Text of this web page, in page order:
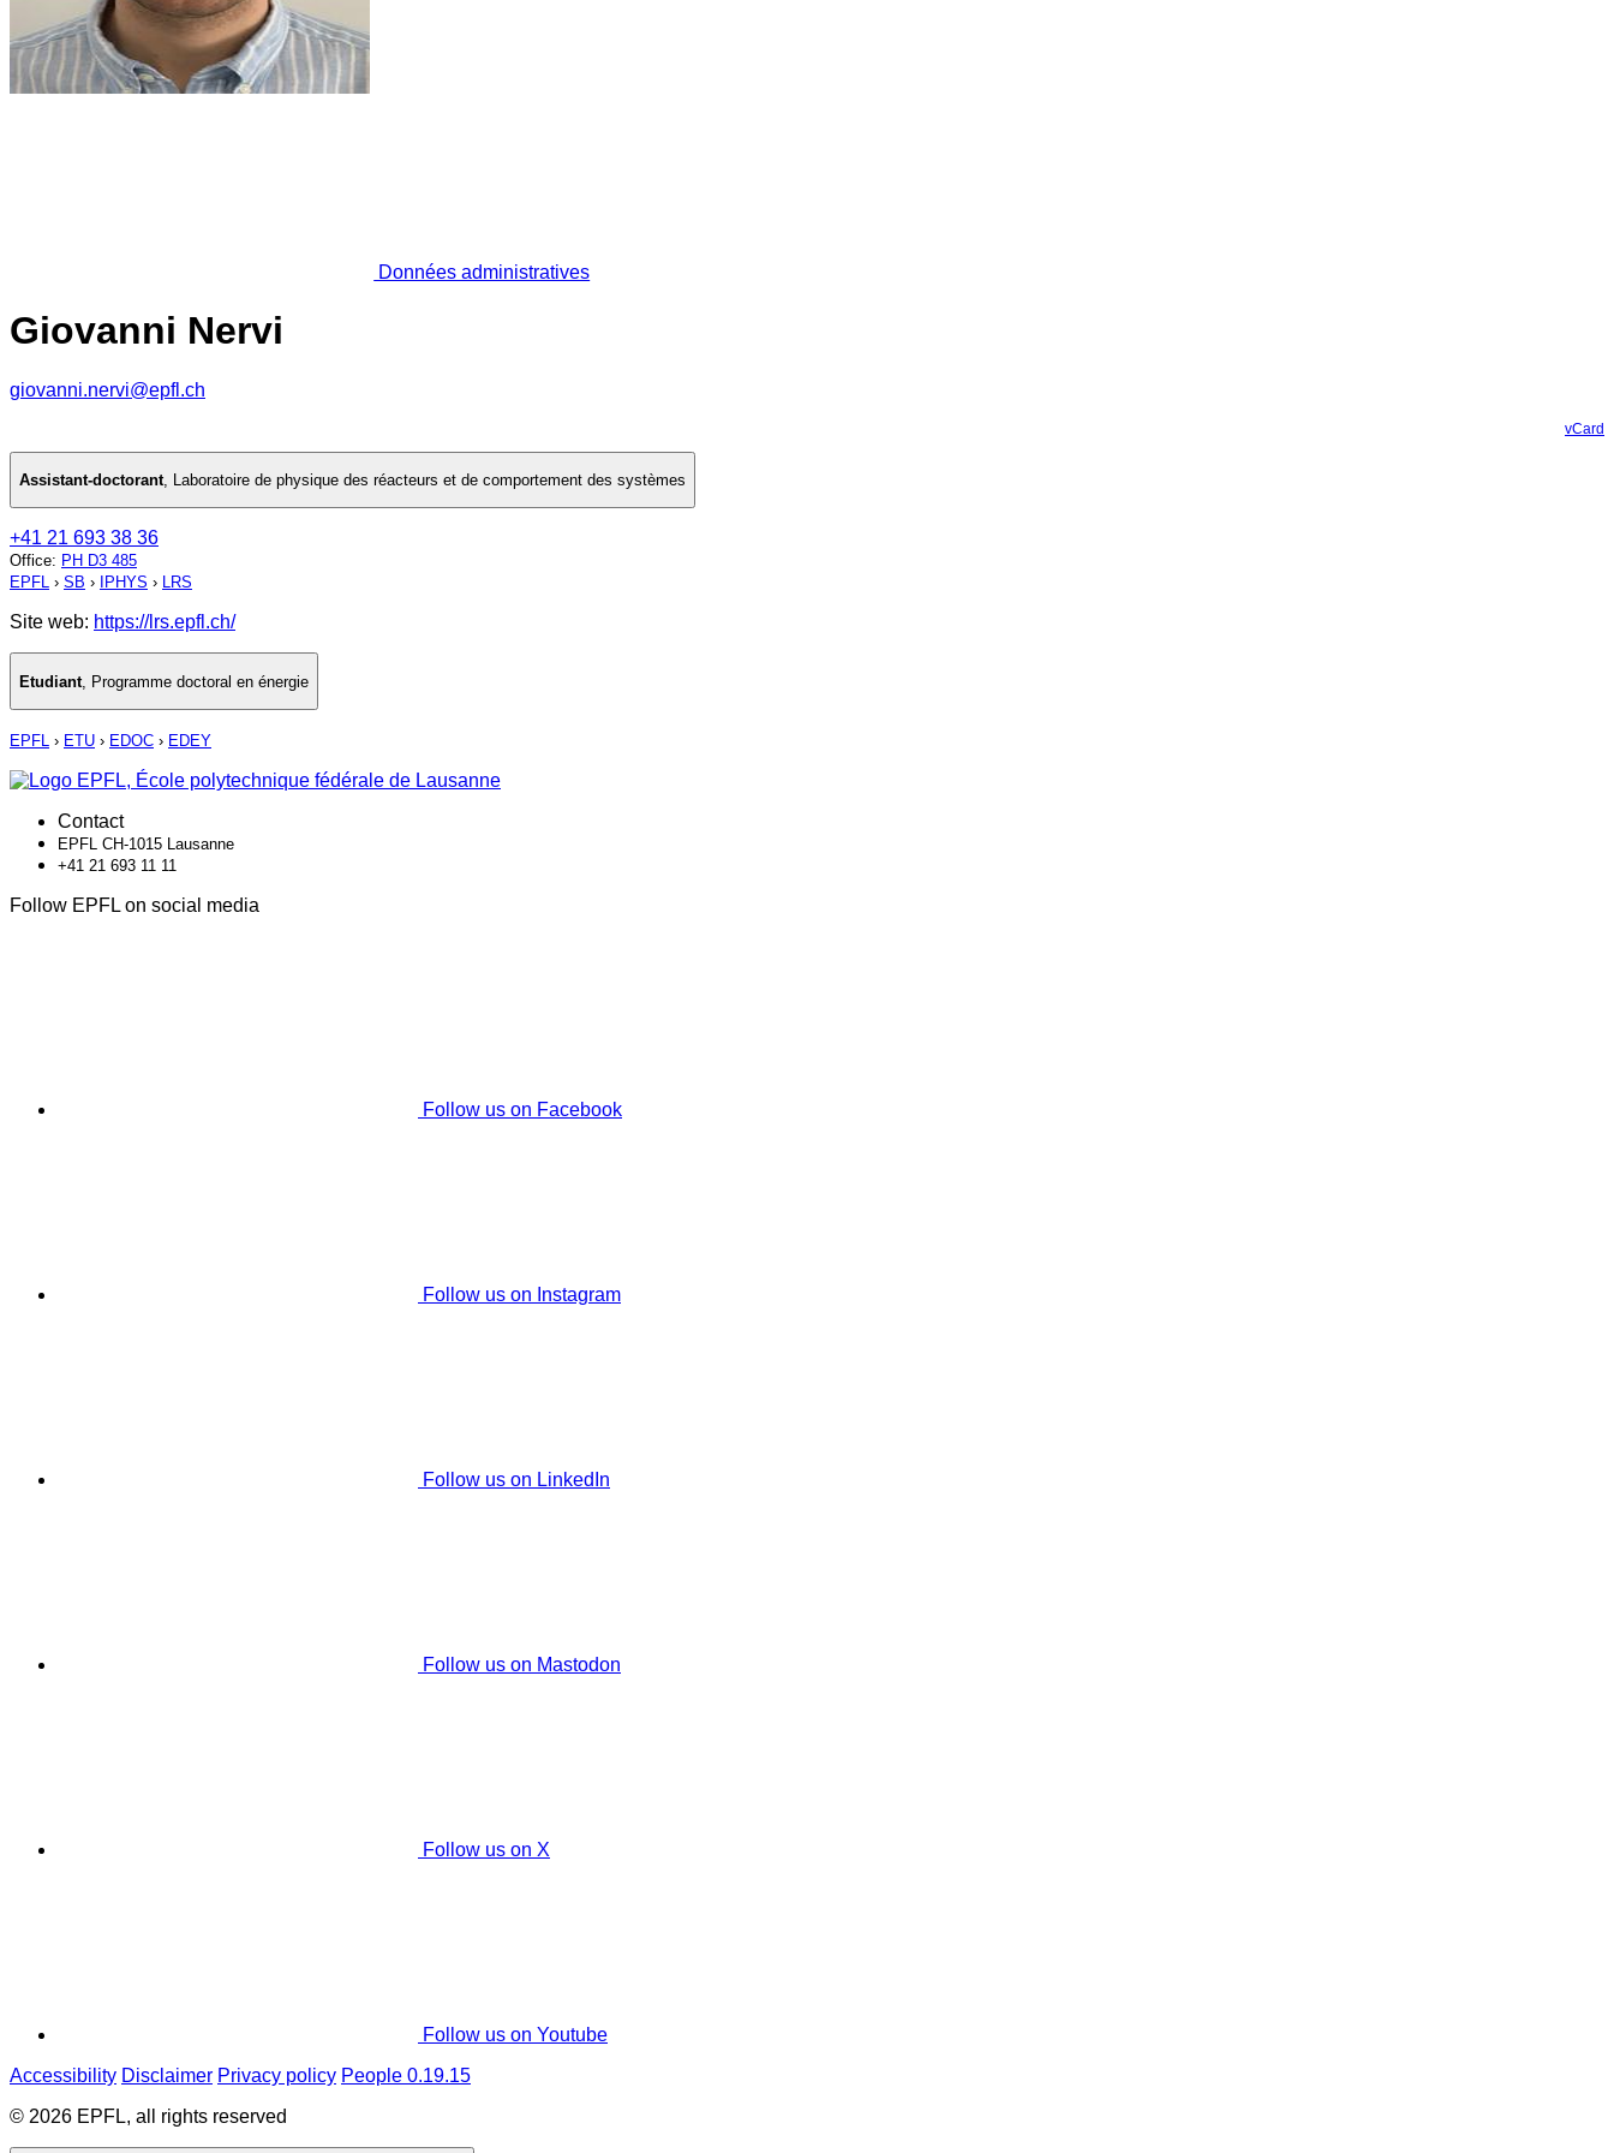
Données administratives
Giovanni Nervi
giovanni.nervi@epfl.ch
vCard
Assistant-doctorant, Laboratoire de physique des réacteurs et de comportement des systèmes
+41 21 693 38 36
Office: PH D3 485
EPFL › SB › IPHYS › LRS
Site web: https://lrs.epfl.ch/
Etudiant Programme doctoral en énergie
EPFL › ETU › EDOC › EDEY
Contact
EPFL CH-1015 Lausanne
+41 21 693 11 11
Follow EPFL on social media
Follow us on Facebook
Follow us on Instagram
Follow us on LinkedIn
Follow us on Mastodon
Follow us on X
Follow us on Youtube
Accessibility Disclaimer Privacy policy People 0.19.15
© 2026 EPFL, all rights reserved